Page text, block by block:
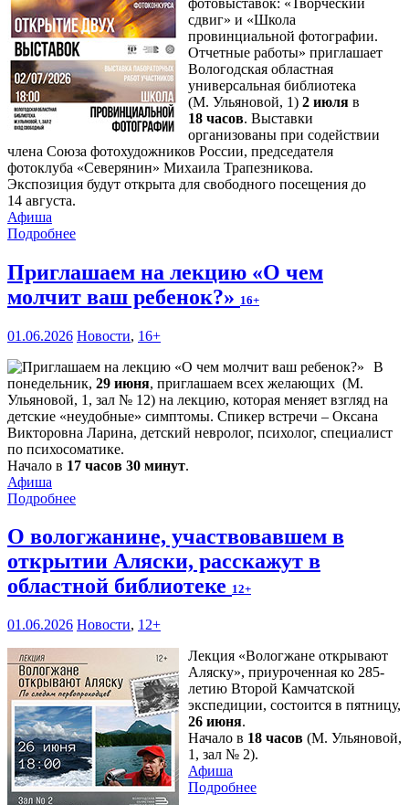
сдвиг» и «Школа
провинциальной фотографии.
Отчетные работы» приглашает
Вологодская областная
универсальная библиотека
(М. Ульяновой, 1) 2 июля в
18 часов. Выставки
организованы при содействии
члена Союза фотохудожников России, председателя
фотоклуба «Северянин» Михаила Трапезникова.
Экспозиция будут открыта для свободного посещения до
14 августа.
Афиша
Подробнее
Приглашаем на лекцию «О чем
молчит ваш ребенок?» 16+
01.06.2026 Новости, 16+
В
понедельник, 29 июня, приглашаем всех желающих (М.
Ульяновой, 1, зал № 12) на лекцию, которая меняет взгляд на
детские «неудобные» симптомы. Спикер встречи – Оксана
Викторовна Ларина, детский невролог, психолог, специалист
по психосоматике.
Начало в 17 часов 30 минут.
Афиша
Подробнее
О вологжанине, участвовавшем в
открытии Аляски, расскажут в
областной библиотеке 12+
01.06.2026 Новости, 12+
Лекция «Вологжане открывают
Аляску», приуроченная ко 285-
летию Второй Камчатской
экспедиции, состоится в пятницу,
26 июня.
Начало в 18 часов (М. Ульяновой,
1, зал № 2).
Афиша
Подробнее